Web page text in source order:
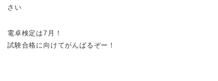
さい
電卓検定は7月！
試験合格に向けてがんばるぞー！